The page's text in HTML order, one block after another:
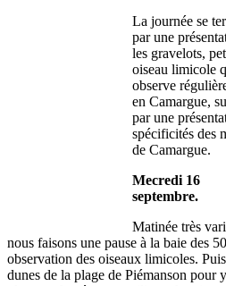
La journée se
par une
les gravelots,
oiseau limicole
observe
en Camargue,
par une
spécificités des
de Camargue.
Mecredi 16
septembre.
Matinée très
nous faisons une pause à la baie des
observation des oiseaux limicoles.
dunes de la plage de Piémanson pour